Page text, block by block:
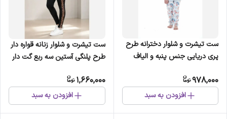
ست تیشرت و شلوار دخترانه طرح
پری دریایی جنس پنبه و الیاف
978,000
افزودن به سبد
ست تیشرت و شلوار زنانه قواره دار
طرح پلنگی آستین سه ربع گت دار
1,660,000
افزودن به سبد